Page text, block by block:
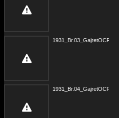
1931_Br.03_GajretOCR.pdf
1931_Br.04_GajretOCR.pdf